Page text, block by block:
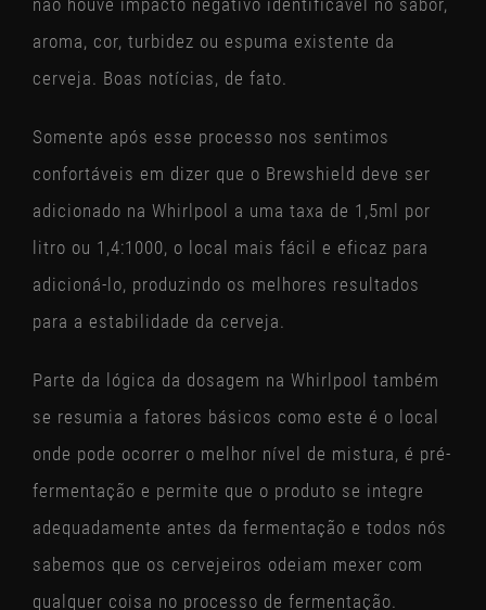
aroma, cor, turbidez ou espuma existente da
cerveja. Boas notícias, de fato.
Somente após esse processo nos sentimos
confortáveis em dizer que o Brewshield deve ser
adicionado na Whirlpool a uma taxa de 1,5ml por
litro ou 1,4:1000, o local mais fácil e eficaz para
adicioná-lo, produzindo os melhores resultados
para a estabilidade da cerveja.
Parte da lógica da dosagem na Whirlpool também
se resumia a fatores básicos como este é o local
onde pode ocorrer o melhor nível de mistura, é pré-
fermentação e permite que o produto se integre
adequadamente antes da fermentação e todos nós
sabemos que os cervejeiros odeiam mexer com
qualquer coisa no processo de fermentação.